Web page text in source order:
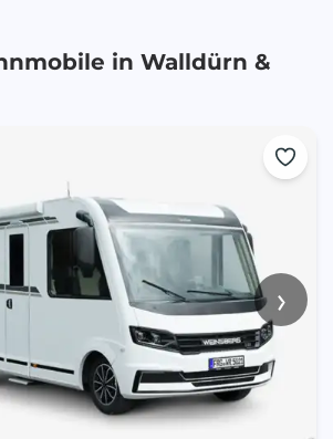
in Walldürn &
›